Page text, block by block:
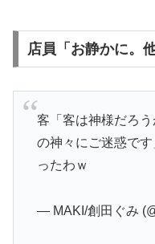
店員「お静かに。
客「客は神様だろ
の神々にご迷惑
ったわｗ
— MAKI/創田ぐみ